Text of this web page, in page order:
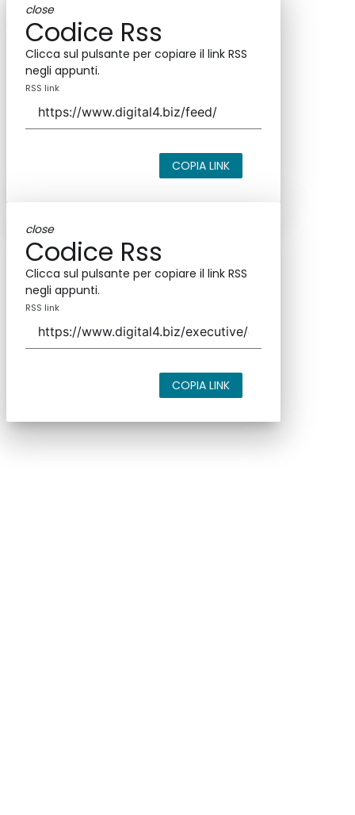
close
Codice Rss
Clicca sul pulsante per copiare il link RSS
negli appunti.
RSS link
COPIA LINK
close
Codice Rss
Clicca sul pulsante per copiare il link RSS
negli appunti.
RSS link
COPIA LINK